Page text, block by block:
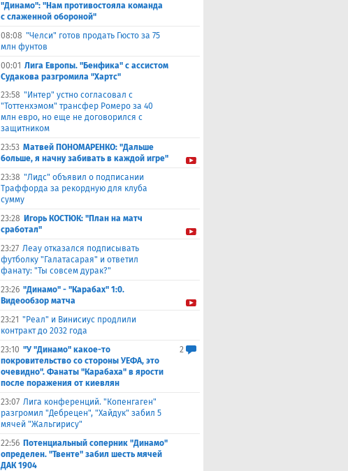
"Динамо": "Нам противостояла команда
с слаженной обороной"
08:08 "Челси" готов продать Гюсто за 75
млн фунтов
00:01 Лига Европы. "Бенфика" с ассистом
Судакова разгромила "Хартс"
23:58 "Интер" устно согласовал с
"Тоттенхэмом" трансфер Ромеро за 40
млн евро, но еще не договорился с
защитником
23:53 Матвей ПОНОМАРЕНКО: "Дальше
больше, я начну забивать в каждой игре"
23:38 "Лидс" объявил о подписании
Траффорда за рекордную для клуба
сумму
23:28 Игорь КОСТЮК: "План на матч
сработал"
23:27 Леау отказался подписывать
футболку "Галатасарая" и ответил
фанату: "Ты совсем дурак?"
23:26 "Динамо" - "Карабах" 1:0.
Видеообзор матча
23:21 "Реал" и Винисиус продлили
контракт до 2032 года
23:10 "У "Динамо" какое-то
покровительство со стороны УЕФА, это
очевидно". Фанаты "Карабаха" в ярости
после поражения от киевлян
2
23:07 Лига конференций. "Копенгаген"
разгромил "Дебрецен", "Хайдук" забил 5
мячей "Жальгирису"
22:56 Потенциальный соперник "Динамо"
определен. "Твенте" забил шесть мячей
ДАК 1904